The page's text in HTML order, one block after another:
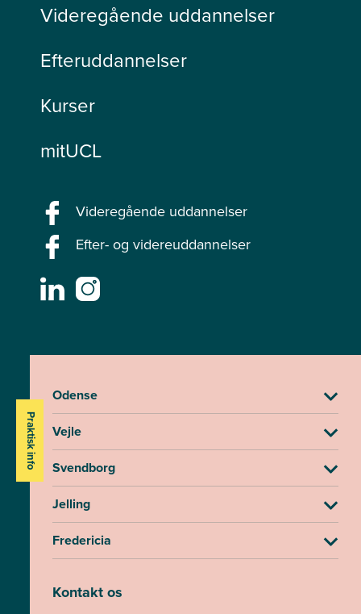
Videregående uddannelser
Efteruddannelser
Kurser
mitUCL
Videregående uddannelser
Efter- og videreuddannelser
Praktisk info
Odense
Vejle
Svendborg
Jelling
Fredericia
Kontakt os